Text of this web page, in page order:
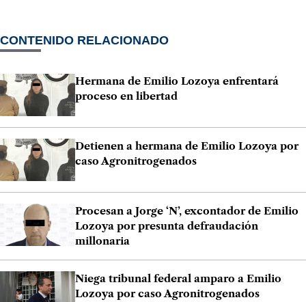
CONTENIDO RELACIONADO
Hermana de Emilio Lozoya enfrentará
proceso en libertad
Detienen a hermana de Emilio Lozoya por
caso Agronitrogenados
Procesan a Jorge ‘N’, excontador de Emilio
Lozoya por presunta defraudación
millonaria
Niega tribunal federal amparo a Emilio
Lozoya por caso Agronitrogenados